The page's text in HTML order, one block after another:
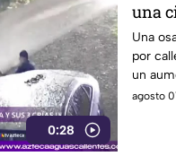
0:28
una
Una
por
un
agosto